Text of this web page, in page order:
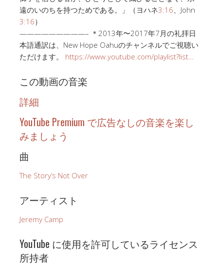
遠のいのちを持つためである。」（ヨハネ3:16 、John
3:16）
—————————– ＊2013年〜2017年7月の礼拝日
本語通訳は、New Hope Oahuのチャンネルでご視聴い
ただけます。 https://www.youtube.com/playlist?list…
この動画の音楽
詳細
YouTube Premium で広告なしの音楽を楽し
みましょう
曲
The Story’s Not Over
アーティスト
Jeremy Camp
YouTube に使用を許可しているライセンス
所持者